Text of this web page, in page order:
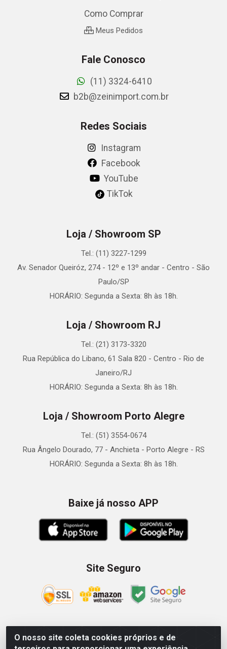
O nosso site coleta cookies próprios e de
Como Comprar
Meus Pedidos
Fale Conosco
(11) 3324-6410
b2b@zeinimport.com.br
Redes Sociais
Instagram
Facebook
YouTube
TikTok
Loja / Showroom SP
Tel.: (11) 3227-1299
Av. Senador Queiróz, 274 - 12º e 13º andar - Centro - São
Paulo/SP
HORÁRIO: Segunda a Sexta: 8h às 18h.
Loja / Showroom RJ
Tel.: (21) 3173-3320
Rua República do Libano, 61 Sala 820 - Centro - Rio de
Janeiro/RJ
HORÁRIO: Segunda a Sexta: 8h às 18h.
Loja / Showroom Porto Alegre
Tel.: (51) 3554-0674
Rua Ângelo Dourado, 77 - Anchieta - Porto Alegre - RS
HORÁRIO: Segunda a Sexta: 8h às 18h.
Baixe já nosso APP
Site Seguro
Zein Importação e Comércio LTDA - Av. Senador Queiróz, 274